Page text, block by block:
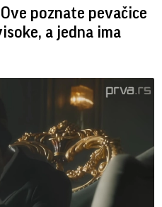
poznate pevačice
a jedna ima